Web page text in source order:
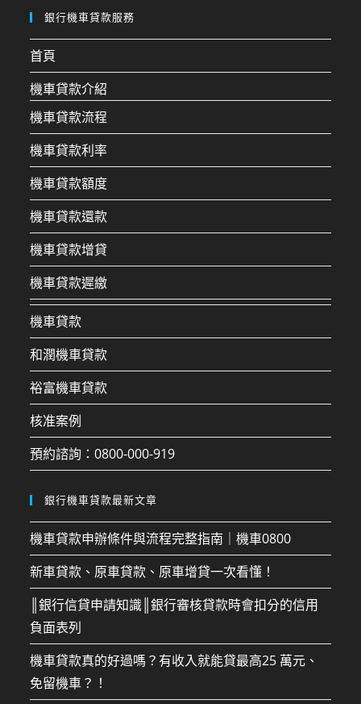
銀行機車貸款服務
首頁
機車貸款介紹
機車貸款流程
機車貸款利率
機車貸款額度
機車貸款還款
機車貸款增貸
機車貸款遲繳
機車貸款
和潤機車貸款
裕富機車貸款
核准案例
預約諮詢：0800-000-919
銀行機車貸款最新文章
機車貸款申辦條件與流程完整指南｜機車0800
新車貸款、原車貸款、原車增貸一次看懂！
║銀行信貸申請知識║銀行審核貸款時會扣分的信用
負面表列
機車貸款真的好過嗎？有收入就能貸最高25 萬元、
免留機車？！